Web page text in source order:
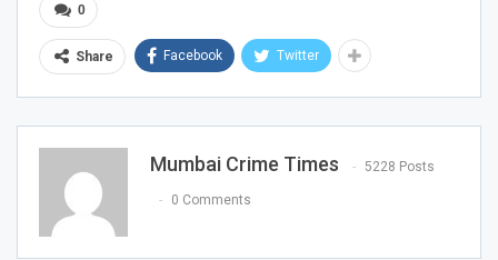
0
Share Facebook Twitter
Mumbai Crime Times 5228 Posts
0 Comments